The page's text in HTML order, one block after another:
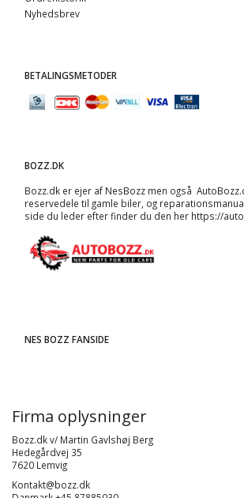
Nyhedsbrev
BETALINGSMETODER
BOZZ.DK
Bozz.dk er ejer af NesBozz men også
reservedele til gamle biler, og
side du leder efter finder du den her https://
NES BOZZ FANSIDE
Firma oplysninger
Bozz.dk v/ Martin Gavlshøj Berg
Hedegårdvej 35
7620 Lemvig
Kontakt@bozz.dk